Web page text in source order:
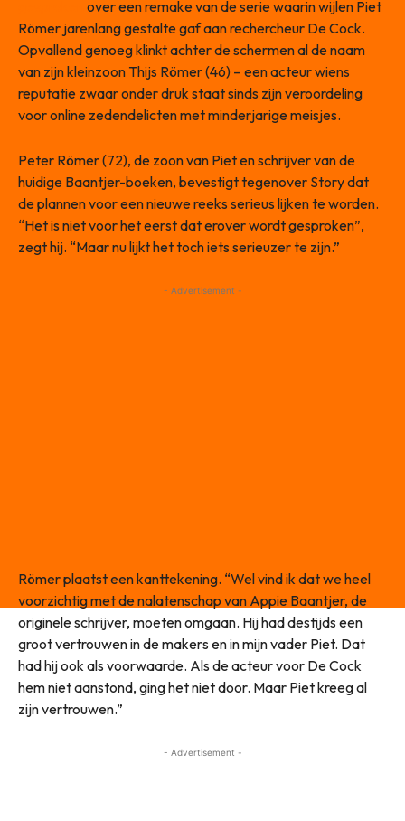
over een remake van de serie waarin wijlen Piet
Römer jarenlang gestalte gaf aan rechercheur De Cock.
Opvallend genoeg klinkt achter de schermen al de naam
van zijn kleinzoon Thijs Römer (46) – een acteur wiens
reputatie zwaar onder druk staat sinds zijn veroordeling
voor online zedendelicten met minderjarige meisjes.
Peter Römer (72), de zoon van Piet en schrijver van de
huidige Baantjer-boeken, bevestigt tegenover Story dat
de plannen voor een nieuwe reeks serieus lijken te worden.
“Het is niet voor het eerst dat erover wordt gesproken”,
zegt hij. “Maar nu lijkt het toch iets serieuzer te zijn.”
- Advertisement -
Römer plaatst een kanttekening. “Wel vind ik dat we heel
voorzichtig met de nalatenschap van Appie Baantjer, de
originele schrijver, moeten omgaan. Hij had destijds een
groot vertrouwen in de makers en in mijn vader Piet. Dat
had hij ook als voorwaarde. Als de acteur voor De Cock
hem niet aanstond, ging het niet door. Maar Piet kreeg al
zijn vertrouwen.”
- Advertisement -